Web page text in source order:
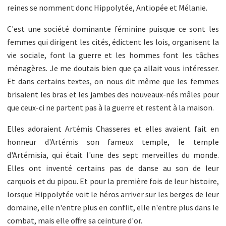
reines se nomment donc Hippolytée, Antiopée et Mélanie.
C'est une société dominante féminine puisque ce sont les
femmes qui dirigent les cités, édictent les lois, organisent la
vie sociale, font la guerre et les hommes font les tâches
ménagères. Je me doutais bien que ça allait vous intéresser.
Et dans certains textes, on nous dit même que les femmes
brisaient les bras et les jambes des nouveaux-nés mâles pour
que ceux-ci ne partent pas à la guerre et restent à la maison.
Elles adoraient Artémis Chasseres et elles avaient fait en
honneur d'Artémis son fameux temple, le temple
d'Artémisia, qui était l'une des sept merveilles du monde.
Elles ont inventé certains pas de danse au son de leur
carquois et du pipou. Et pour la première fois de leur histoire,
lorsque Hippolytée voit le héros arriver sur les berges de leur
domaine, elle n'entre plus en conflit, elle n'entre plus dans le
combat, mais elle offre sa ceinture d'or.